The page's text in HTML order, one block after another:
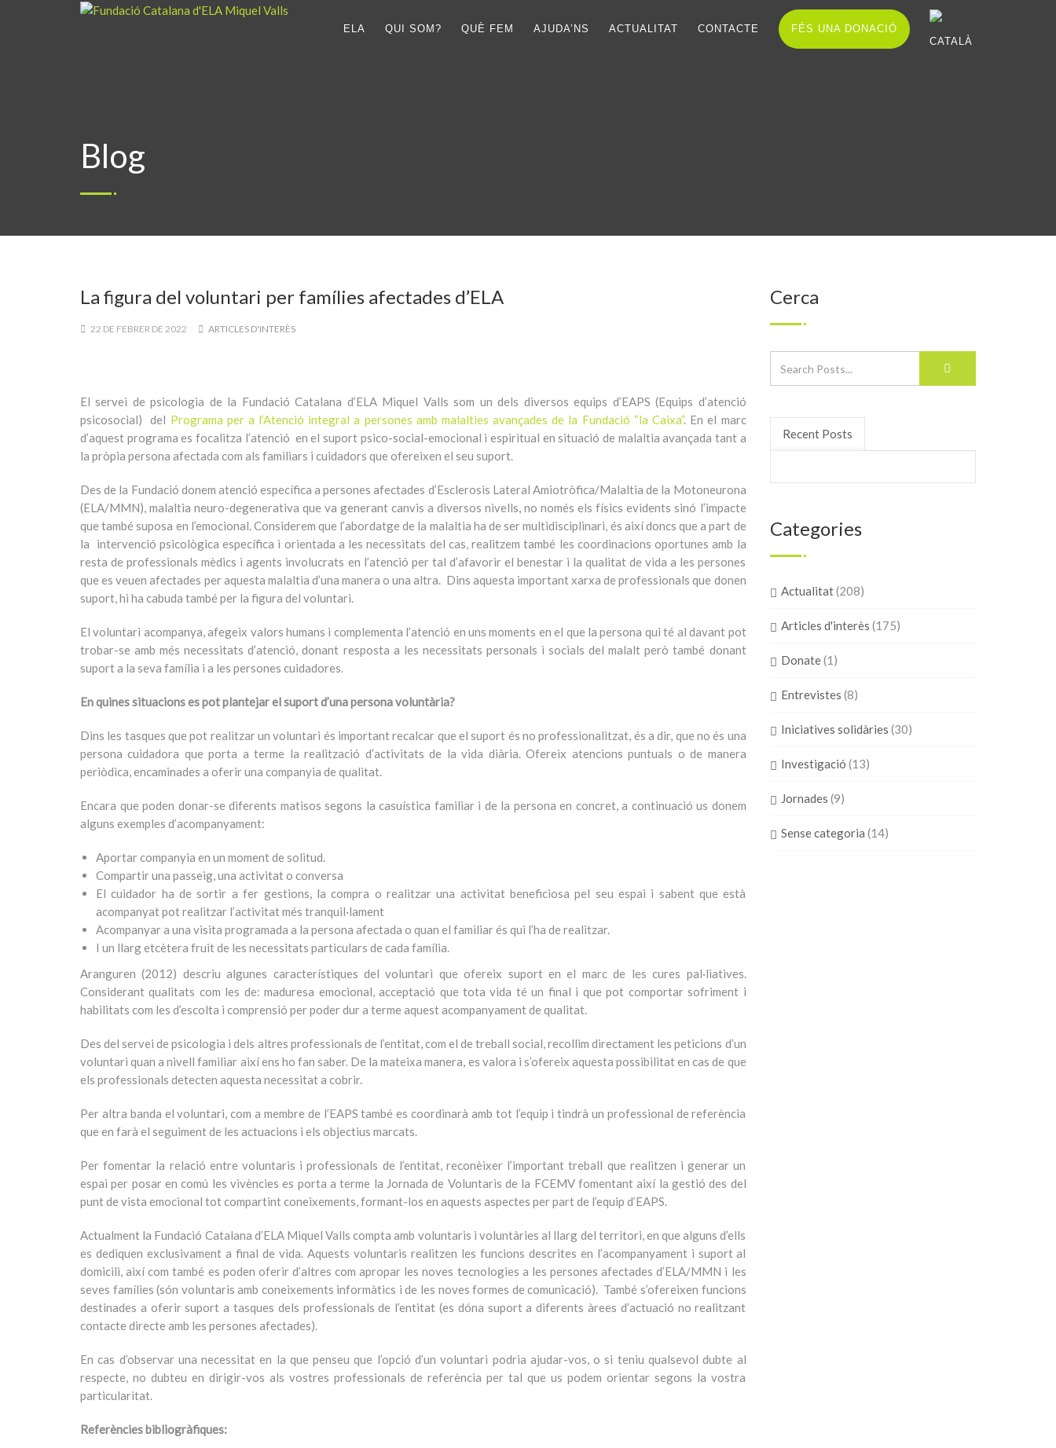
ELA QUI SOM? QUÈ FEM AJUDA’NS ACTUALITAT CONTACTE FÉS UNA DONACIÓ
Blog
La figura del voluntari per famílies afectades d’ELA
22 DE FEBRER DE 2022 ARTICLES D'INTERÈS
El servei de psicologia de la Fundació Catalana d’ELA Miquel Valls som un dels diversos equips d’EAPS (Equips d’atenció
psicosocial) del Programa per a l’Atenció integral a persones amb malalties avançades de la Fundació “la Caixa”. En el marc
d’aquest programa es focalitza l’atenció en el suport psico-social-emocional i espiritual en situació de malaltia avançada tant a
la pròpia persona afectada com als familiars i cuidadors que ofereixen el seu suport.
Des de la Fundació donem atenció específica a persones afectades d’Esclerosis Lateral Amiotròfica/Malaltia de la Motoneurona
(ELA/MMN), malaltia neuro-degenerativa que va generant canvis a diversos nivells, no només els físics evidents sinó l’impacte
que també suposa en l’emocional. Considerem que l’abordatge de la malaltia ha de ser multidisciplinari, és així doncs que a part de
la intervenció psicològica específica i orientada a les necessitats del cas, realitzem també les coordinacions oportunes amb la
resta de professionals mèdics i agents involucrats en l’atenció per tal d’afavorir el benestar i la qualitat de vida a les persones
que es veuen afectades per aquesta malaltia d’una manera o una altra. Dins aquesta important xarxa de professionals que donen
suport, hi ha cabuda també per la figura del voluntari.
El voluntari acompanya, afegeix valors humans i complementa l’atenció en uns moments en el que la persona qui té al davant pot
trobar-se amb més necessitats d’atenció, donant resposta a les necessitats personals i socials del malalt però també donant
suport a la seva família i a les persones cuidadores.
En quines situacions es pot plantejar el suport d’una persona voluntària?
Dins les tasques que pot realitzar un voluntari és important recalcar que el suport és no professionalitzat, és a dir, que no és una
persona cuidadora que porta a terme la realització d’activitats de la vida diària. Ofereix atencions puntuals o de manera
periòdica, encaminades a oferir una companyia de qualitat.
Encara que poden donar-se diferents matisos segons la casuística familiar i de la persona en concret, a continuació us donem
alguns exemples d’acompanyament:
Aportar companyia en un moment de solitud.
Compartir una passeig, una activitat o conversa
El cuidador ha de sortir a fer gestions, la compra o realitzar una activitat beneficiosa pel seu espai i sabent que està
acompanyat pot realitzar l’activitat més tranquil·lament
Acompanyar a una visita programada a la persona afectada o quan el familiar és qui l’ha de realitzar.
I un llarg etcètera fruit de les necessitats particulars de cada família.
Aranguren (2012) descriu algunes característiques del voluntari que ofereix suport en el marc de les cures pal·liatives.
Considerant qualitats com les de: maduresa emocional, acceptació que tota vida té un final i que pot comportar sofriment i
habilitats com les d’escolta i comprensió per poder dur a terme aquest acompanyament de qualitat.
Des del servei de psicologia i dels altres professionals de l’entitat, com el de treball social, recollim directament les peticions d’un
voluntari quan a nivell familiar així ens ho fan saber. De la mateixa manera, es valora i s’ofereix aquesta possibilitat en cas de que
els professionals detecten aquesta necessitat a cobrir.
Per altra banda el voluntari, com a membre de l’EAPS també es coordinarà amb tot l’equip i tindrà un professional de referència
que en farà el seguiment de les actuacions i els objectius marcats.
Per fomentar la relació entre voluntaris i professionals de l’entitat, reconèixer l’important treball que realitzen i generar un
espai per posar en comú les vivències es porta a terme la Jornada de Voluntaris de la FCEMV fomentant així la gestió des del
punt de vista emocional tot compartint coneixements, formant-los en aquests aspectes per part de l’equip d’EAPS.
Actualment la Fundació Catalana d’ELA Miquel Valls compta amb voluntaris i voluntàries al llarg del territori, en que alguns d’ells
es dediquen exclusivament a final de vida. Aquests voluntaris realitzen les funcions descrites en l’acompanyament i suport al
domicili, així com també es poden oferir d’altres com apropar les noves tecnologies a les persones afectades d’ELA/MMN i les
seves famílies (són voluntaris amb coneixements informàtics i de les noves formes de comunicació). També s’ofereixen funcions
destinades a oferir suport a tasques dels professionals de l’entitat (es dóna suport a diferents àrees d’actuació no realitzant
contacte directe amb les persones afectades).
En cas d’observar una necessitat en la que penseu que l’opció d’un voluntari podria ajudar-vos, o si teniu qualsevol dubte al
respecte, no dubteu en dirigir-vos als vostres professionals de referència per tal que us podem orientar segons la vostra
particularitat.
Referències bibliogràfiques:
Cerca
Recent Posts
Categories
Actualitat(208)
Articles d'interès (175)
Donate(1)
Entrevistes (8)
Iniciatives solidàries (30)
Investigació (13)
Jornades (9)
Sense categoria (14)